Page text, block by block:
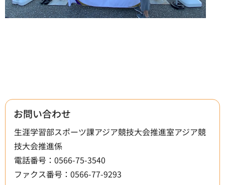
お問い合わせ
生涯学習部スポーツ課アジア競技大会推進室アジア競
技大会推進係
電話番号：0566-75-3540
ファクス番号：0566-77-9293